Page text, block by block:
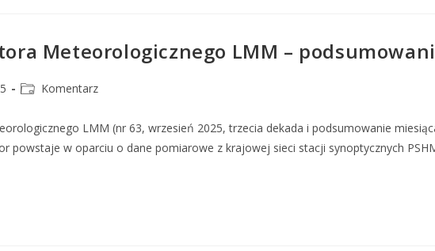
Meteorologicznego LMM –
Komentarz
LMM (nr 63, wrzesień 2025, trzecia dekada i podsumowanie
powstaje w oparciu o dane pomiarowe z krajowej sieci stacji synoptycznych